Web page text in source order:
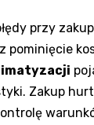
przy
pominięcie
Zakup